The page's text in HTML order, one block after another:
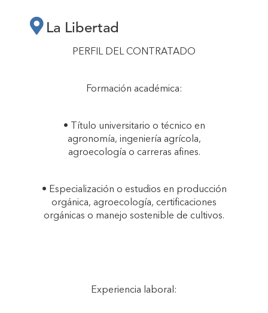
CAPACITACIÓN DE
PRODUCTORES DE
QUINUA
CERTIFICADA
ORGÁNICA EN
BUENAS
La Libertad
PERFIL DEL CONTRATADO
Formación académica:
• Título universitario o técnico en
agronomía, ingeniería agrícola,
agroecología o carreras afines.
• Especialización o estudios en producción
orgánica, agroecología, certificaciones
orgánicas o manejo sostenible de cultivos.
Experiencia laboral: